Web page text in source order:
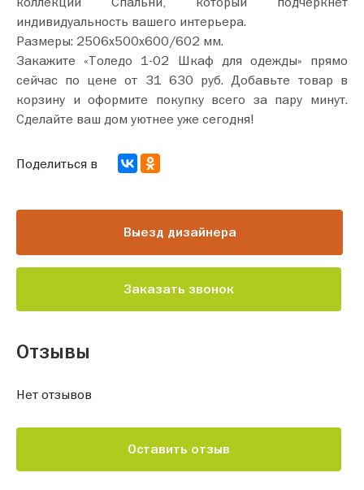
индивидуальность вашего интерьера.
Размеры: 2506х500х600/602 мм.
Закажите «Толедо 1-02 Шкаф для одежды» прямо
сейчас по цене от 31 630 руб. Добавьте товар в
корзину и оформите покупку всего за пару минут.
Сделайте ваш дом уютнее уже сегодня!
Выезд дизайнера
Заказать звонок
Поделиться в
Отзывы
Нет отзывов
Оставить отзыв